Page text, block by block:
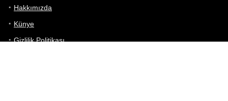
Hakkımızda
Künye
Gizlilik Politikası